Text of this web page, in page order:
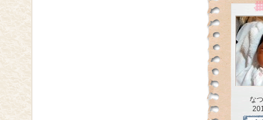
な